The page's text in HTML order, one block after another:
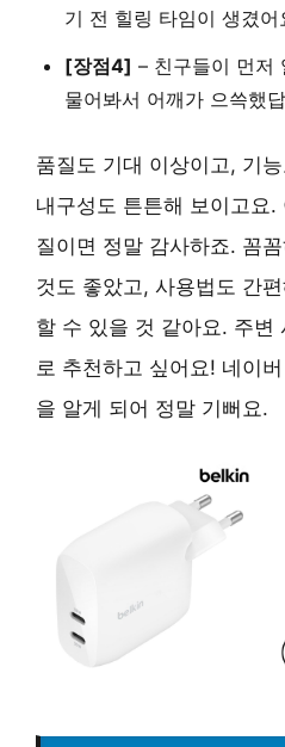
기 전 힐링 타임이 생겼
[장점4] – 친구들이 먼저
물어봐서 어깨가 으쓱했
품질도 기대 이상이고, 기
내구성도 튼튼해 보이고요
질이면 정말 감사하죠. 꼼
것도 좋았고, 사용법도 간
할 수 있을 것 같아요. 주변
로 추천하고 싶어요! 네이
을 알게 되어 정말 기뻐요.